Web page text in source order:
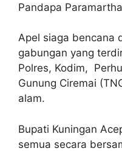
Pandapa
Apel siaga bencana
gabungan yang
Polres, Kodim,
Gunung Ciremai
alam.
Bupati Kuningan
semua secara